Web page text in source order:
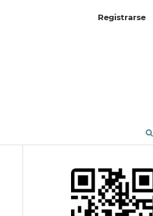
Registrarse